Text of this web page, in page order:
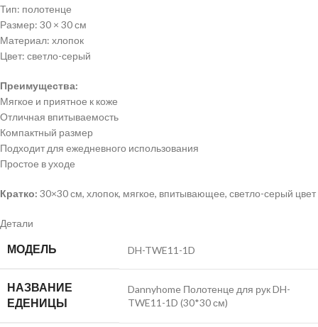
Тип: полотенце
Размер: 30 × 30 см
Материал: хлопок
Цвет: светло-серый
Преимущества:
Мягкое и приятное к коже
Отличная впитываемость
Компактный размер
Подходит для ежедневного использования
Простое в уходе
Кратко: 30×30 см, хлопок, мягкое, впитывающее, светло-серый цвет
Детали
МОДЕЛЬ DH-TWE11-1D
НАЗВАНИЕ
ЕДЕНИЦЫ
Dannyhome Полотенце для рук DH-
TWE11-1D (30*30 см)